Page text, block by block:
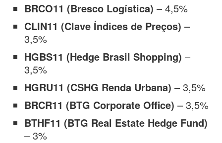
BRCO11 (Bresco Logística) – 4,5%
CLIN11 (Clave Índices de Preços) –
3,5%
HGBS11 (Hedge Brasil Shopping) –
3,5%
HGRU11 (CSHG Renda Urbana) – 3,5%
BRCR11 (BTG Corporate Office) – 3,5%
BTHF11 (BTG Real Estate Hedge Fund)
– 3%